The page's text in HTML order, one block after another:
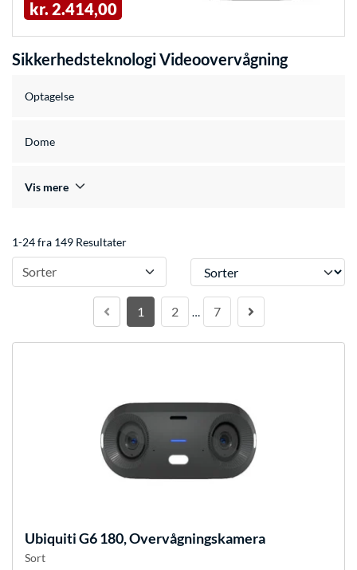
kr. 2.414,00
Sikkerhedsteknologi Videoovervågning
Optagelse
Dome
Vis mere
1-24 fra 149 Resultater
Sorter Sorter
1 2 … 7
UbiquitiG6 180, Overvågningskamera
Sort